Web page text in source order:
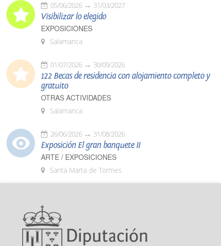
05/06/2026 31/03/2027
Visibilizar lo elegido
EXPOSICIONES
Salamanca
01/07/2026 30/09/2026
122 Becas de residencia con alojamiento completo y
gratuito
OTRAS ACTIVIDADES
Salamanca
26/06/2026 31/08/2026
Exposición El gran banquete II
ARTE / EXPOSICIONES
Santa Marta de Tormes